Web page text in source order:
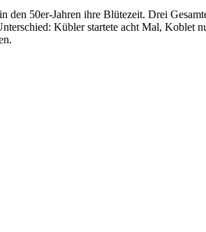
50er-Jahren ihre Blütezeit. Drei
Kübler startete acht Mal,